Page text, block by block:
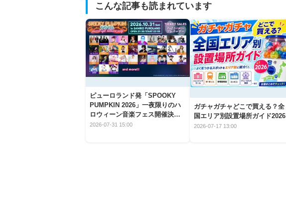
こんな記事も読まれています
ピューロランド発「SPOOKY
PUMPKIN 2026」一夜限りのハ
ロウィーン音楽フェス開催決
定！
2026-07-31 15:00
ガチャガチャどこで買える？全
国エリア別設置場所ガイド2026
2026-07-17 13:00